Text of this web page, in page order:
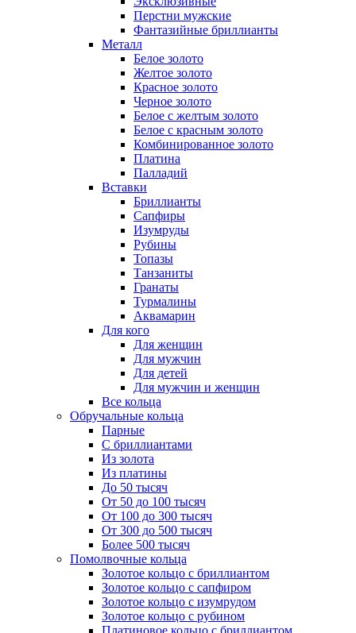
Перстни мужские
Фантазийные бриллианты
Металл
Белое золото
Желтое золото
Красное золото
Черное золото
Белое с желтым золото
Белое с красным золото
Комбинированное золото
Платина
Палладий
Вставки
Бриллианты
Сапфиры
Изумруды
Рубины
Топазы
Танзаниты
Гранаты
Турмалины
Аквамарин
Для кого
Для женщин
Для мужчин
Для детей
Для мужчин и женщин
Все кольца
Обручальные кольца
Парные
С бриллиантами
Из золота
Из платины
До 50 тысяч
От 50 до 100 тысяч
От 100 до 300 тысяч
От 300 до 500 тысяч
Более 500 тысяч
Помолвочные кольца
Золотое кольцо с бриллиантом
Золотое кольцо с сапфиром
Золотое кольцо с изумрудом
Золотое кольцо с рубином
Платиновое кольцо с бриллиантом